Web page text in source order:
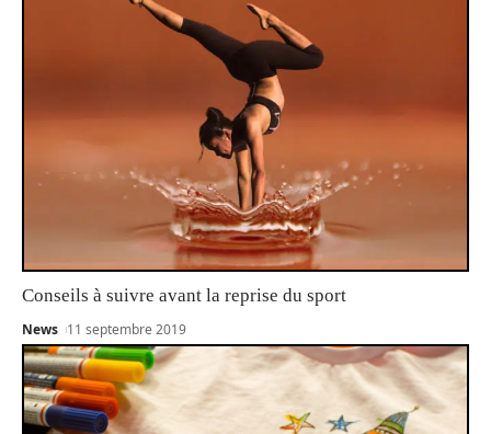
Conseils à suivre avant la reprise du sport
News 11 septembre 2019